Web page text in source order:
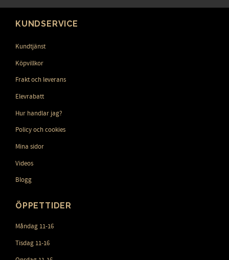
KUNDSERVICE
Kundtjänst
Köpvillkor
Frakt och leverans
Elevrabatt
Hur handlar jag?
Policy och cookies
Mina sidor
Videos
Blogg
ÖPPETTIDER
Måndag 11-16
Tisdag 11-16